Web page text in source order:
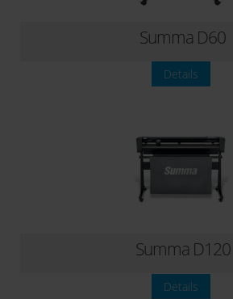
Summa D60
Details
Summa D120
Details